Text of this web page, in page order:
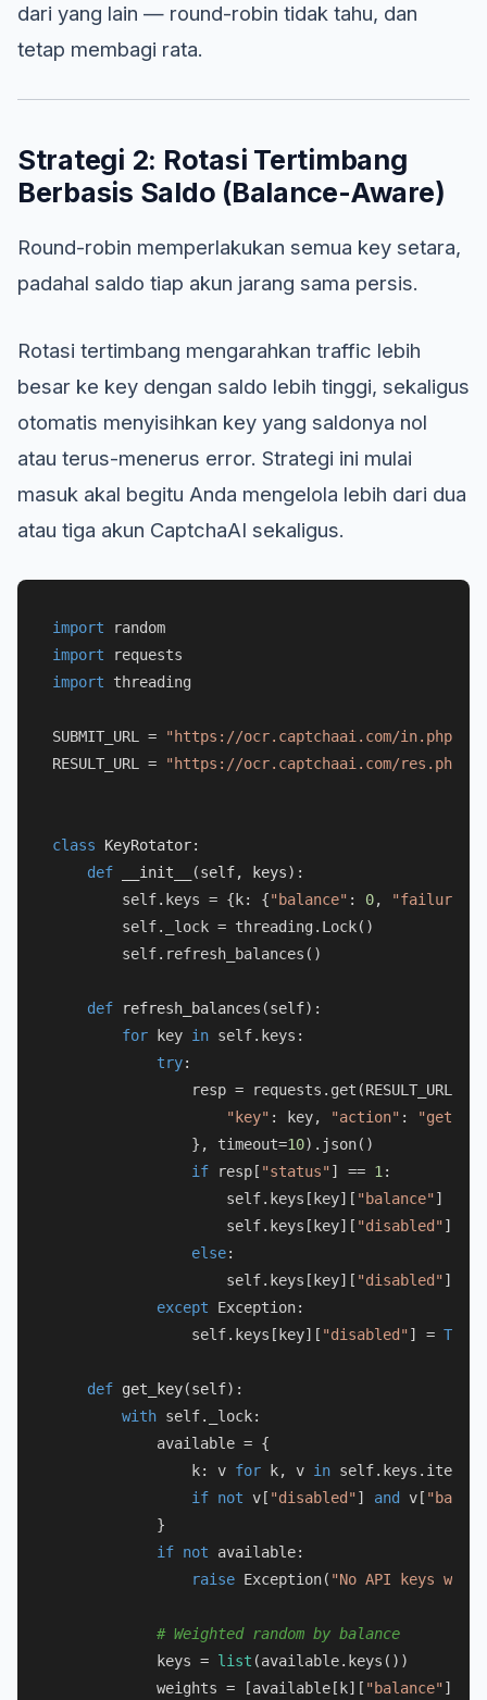
dari yang lain — round-robin tidak tahu, dan
tetap membagi rata.
Strategi 2: Rotasi Tertimbang
Berbasis Saldo (Balance-Aware)
Round-robin memperlakukan semua key setara,
padahal saldo tiap akun jarang sama persis.
Rotasi tertimbang mengarahkan traffic lebih
besar ke key dengan saldo lebih tinggi, sekaligus
otomatis menyisihkan key yang saldonya nol
atau terus-menerus error. Strategi ini mulai
masuk akal begitu Anda mengelola lebih dari dua
atau tiga akun CaptchaAI sekaligus.
import
import
import threading
SUBMIT_URL =
"https://ocr.captchaai.com/in.php"
RESULT_URL =
"https://ocr.captchaai.com/res.php"
class KeyRotator:
def
__init__ (self, keys):
        self.keys = {k: {
"balance" : 0, "failures"
        self._lock = threading.Lock()
        self.refresh_balances()
def refresh_balances (self):
for key in self.keys:
try:
resp = requests.get(RESULT_URL,
"key" : key, "action" :
                }, timeout=
10).json()
if resp[ "status" ] == 1 :
                    self.keys[key][
"balance" ] =
                    self.keys[key][
"disabled" ] =
else:
                    self.keys[key][
"disabled" ] =
except Exception:
                self.keys[key][
"disabled" ] = True
def get_key(self):
with self._lock:
            available = {
                k: v
for k, v in self.keys.items()
if not v[ "disabled" ] and v[
            }
if not available:
raise Exception( "No API keys
# Weighted random by balance
            keys =
list (available.keys())
            weights = [available[k][
"balance" ]